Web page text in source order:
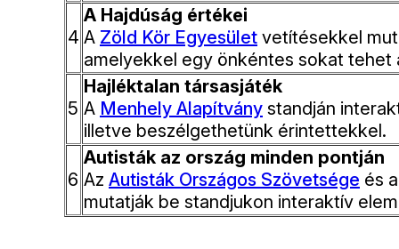
4
A Hajdúság értékei
A Zöld Kör Egyesület vetítésekkel
amelyekkel egy önkéntes sokat tehet
5
Hajléktalan társasjáték
A Menhely Alapítvány standján
illetve beszélgethetünk érintettekkel.
6
Autisták az ország minden pontján
Az Autisták Országos Szövetsége és
mutatják be standjukon interaktív